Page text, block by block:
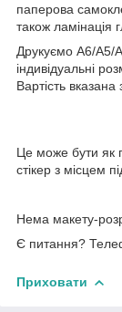
паперова
також ламінація
Друкуємо А6/А5/
індивідуальні
Вартість
Це може бути як
стікер з місцем
Нема макету-
Є питання?
Приховати